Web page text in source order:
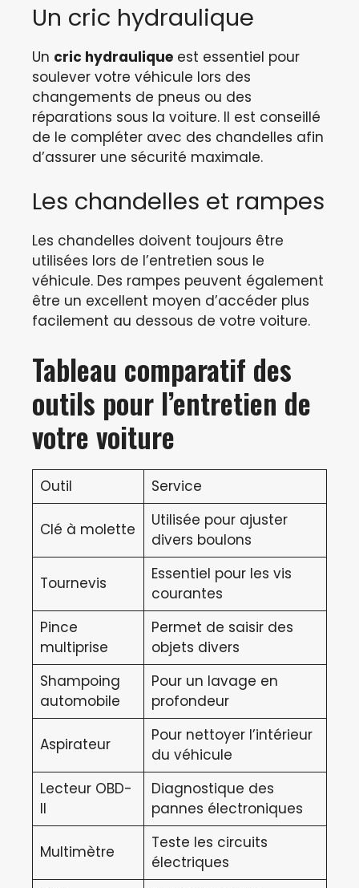
Un cric hydraulique
Un cric hydraulique est essentiel pour
soulever votre véhicule lors des
changements de pneus ou des
réparations sous la voiture. Il est conseillé
de le compléter avec des chandelles afin
d’assurer une sécurité maximale.
Les chandelles et rampes
Les chandelles doivent toujours être
utilisées lors de l’entretien sous le
véhicule. Des rampes peuvent également
être un excellent moyen d’accéder plus
facilement au dessous de votre voiture.
Tableau comparatif des
outils pour l’entretien de
votre voiture
Outil Service
Clé à molette
Utilisée pour ajuster
divers boulons
Tournevis
Essentiel pour les vis
courantes
Pince
multiprise
Permet de saisir des
objets divers
Shampoing
automobile
Pour un lavage en
profondeur
Aspirateur
Pour nettoyer l’intérieur
du véhicule
Lecteur OBD-
II
Diagnostique des
pannes électroniques
Multimètre
Teste les circuits
électriques